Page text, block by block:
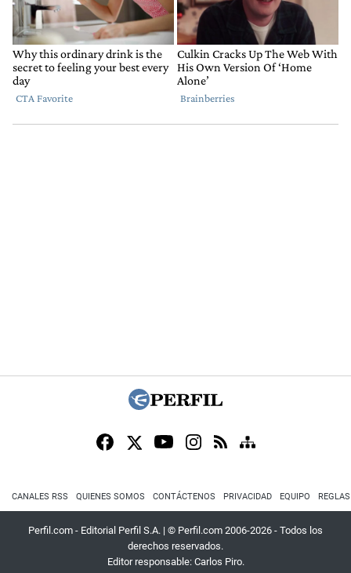
CANALES RSS QUIENES SOMOS CONTÁCTENOS PRIVACIDAD EQUIPO
Perfil.com - Editorial Perfil S.A. | © Perfil.com 2006-2026 - Todos los
derechos reservados.
Editor responsable: Carlos Piro.